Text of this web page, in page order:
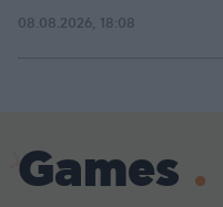
08.08.2026, 18:08
Games